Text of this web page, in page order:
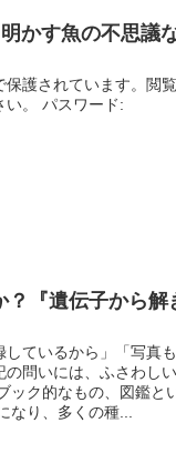
かす魚の不思議
保護されています。閲
い。 パスワード:
『遺伝子から解
しているから」「写真
問いには、ふさわし
ック的なもの、図鑑と
なり、多くの種...